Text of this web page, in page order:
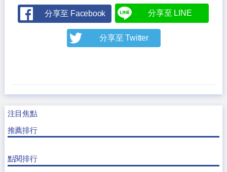
分享至 Facebook 分享至 LINE
分享至 Twitter
注目焦點
推薦排行
點閱排行